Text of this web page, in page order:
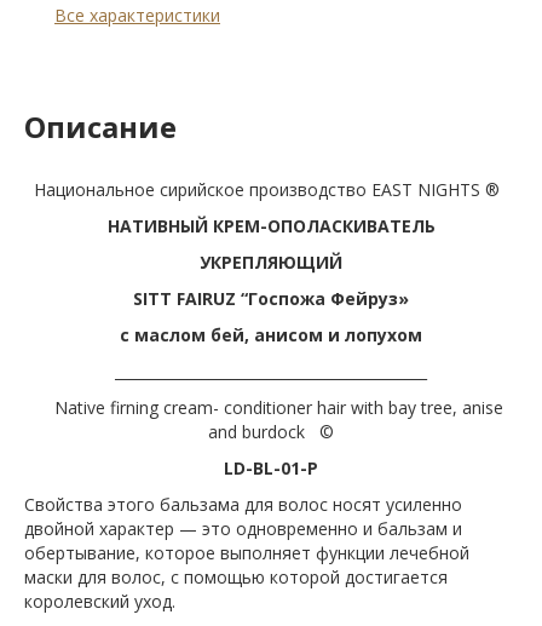
Все характеристики
Описание
Национальное сирийское производство EAST NIGHTS ®
НАТИВНЫЙ КРЕМ-ОПОЛАСКИВАТЕЛЬ
УКРЕПЛЯЮЩИЙ
SITT FAIRUZ “Госпожа Фейруз»
с маслом бей, анисом и лопухом
Native firning cream- conditioner hair with bay tree, anise
and burdock ©
LD-BL-01-P
Свойства этого бальзама для волос носят усиленно
двойной характер — это одновременно и бальзам и
обертывание, которое выполняет функции лечебной
маски для волос, с помощью которой достигается
королевский уход.